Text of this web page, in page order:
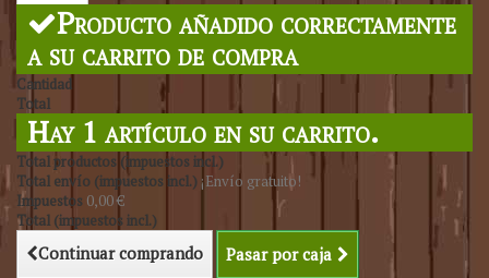
BuscarProducto añadido correctamente
a su carrito de compra
Cantidad
Total
Hay 1 artículo en su carrito.
Total productos (impuestos incl.)
Total envío (impuestos incl.) ¡Envío gratuito!
Impuestos 0,00 €
Total (impuestos incl.)
Continuar comprando Pasar por caja